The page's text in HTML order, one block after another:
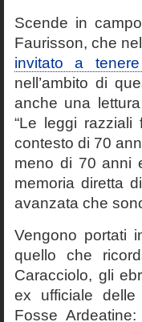
Scende in
Faurisson, che
invitato a
nell’ambito di
anche una
“Le leggi
contesto di 70
meno di 70 anni
memoria diretta
avanzata che
Vengono portati
quello che
Caracciolo, gli
ex ufficiale delle
Fosse